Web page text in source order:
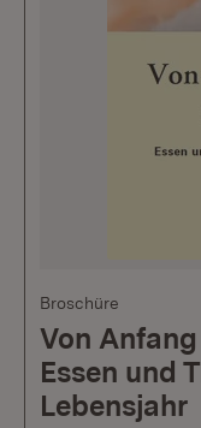
Broschüre
Von
Essen und
Lebensjahr